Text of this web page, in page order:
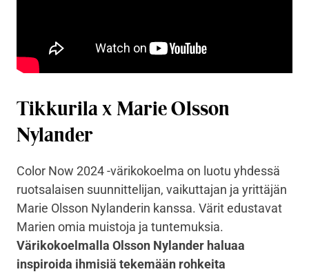
Tikkurila x Marie Olsson
Nylander
Color Now 2024 -värikokoelma on luotu yhdessä
ruotsalaisen suunnittelijan, vaikuttajan ja yrittäjän
Marie Olsson Nylanderin kanssa. Värit edustavat
Marien omia muistoja ja tuntemuksia.
Värikokoelmalla Olsson Nylander haluaa
inspiroida ihmisiä tekemään rohkeita